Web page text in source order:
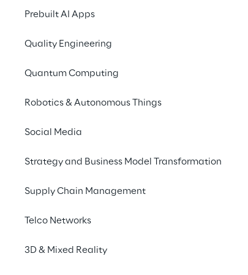
Prebuilt AI Apps
Quality Engineering
Quantum Computing
Robotics & Autonomous Things
Social Media
Strategy and Business Model Transformation
Supply Chain Management
Telco Networks
3D & Mixed Reality
A chi è rivolto il
Ingegneria Informatica,